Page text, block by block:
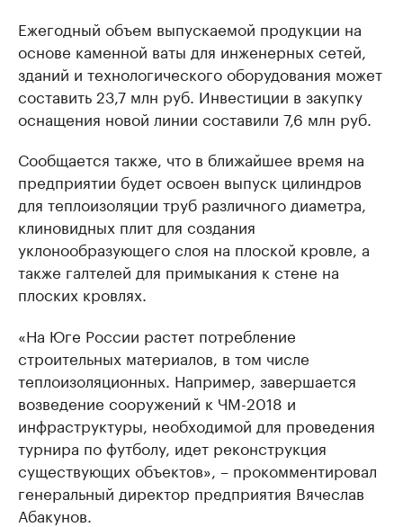
Ежегодный объем выпускаемой продукции на
основе каменной ваты для инженерных сетей,
зданий и технологического оборудования может
составить 23,7 млн руб. Инвестиции в закупку
оснащения новой линии составили 7,6 млн руб.
Сообщается также, что в ближайшее время на
предприятии будет освоен выпуск цилиндров
для теплоизоляции труб различного диаметра,
клиновидных плит для создания
уклонообразующего слоя на плоской кровле, а
также галтелей для примыкания к стене на
плоских кровлях.
«На Юге России растет потребление
строительных материалов, в том числе
теплоизоляционных. Например, завершается
возведение сооружений к ЧМ-2018 и
инфраструктуры, необходимой для проведения
турнира по футболу, идет реконструкция
существующих объектов», – прокомментировал
генеральный директор предприятия Вячеслав
Абакунов.